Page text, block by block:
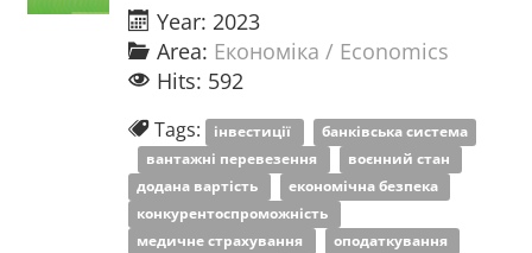
Year: 2023
Area: Економіка / Economics
Hits: 592
Tags: інвестиції
банківська система
вантажні перевезення
воєнний стан
додана вартість
економічна безпека
конкурентоспроможність
медичне страхування
оподаткування